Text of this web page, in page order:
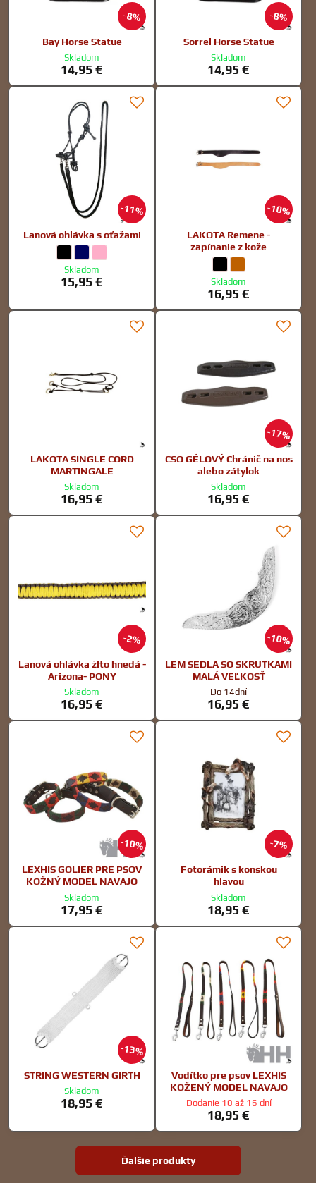
8%
Bay Horse Statue
Skladom
14,95 €
8%
Sorrel Horse Statue
Skladom
14,95 €
11%
Lanová ohlávka s oťažami
Lanová ohlávka s oťažami - farba:
Lanová ohlávka s oťažami - farba:
Skladom
15,95 €
10%
LAKOTA Remene -
zapínanie z kože
Skladom
16,95 €
LAKOTA SINGLE CORD
MARTINGALE
Skladom
16,95 €
17%
CSO GÉLOVÝ Chránič na nos
alebo zátylok
Skladom
16,95 €
2%
Lanová ohlávka žlto hnedá -
Arizona- PONY
Skladom
16,95 €
10%
LEM SEDLA SO SKRUTKAMI
MALÁ VEĽKOSŤ
Do 14dní
16,95 €
10%
LEXHIS GOLIER PRE PSOV
KOŽNÝ MODEL NAVAJO
Skladom
17,95 €
7%
Fotorámik s konskou
hlavou
Skladom
18,95 €
13%
STRING WESTERN GIRTH
Skladom
18,95 €
Vodítko pre psov LEXHIS
KOŽENÝ MODEL NAVAJO
Dodanie 10 až 16 dní
18,95 €
Ďalšie produkty